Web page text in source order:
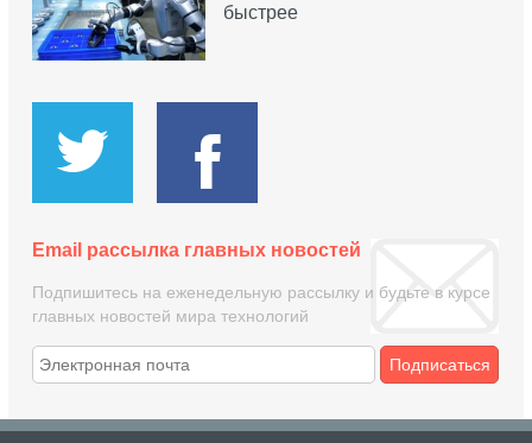
быстрее
Email рассылка главных новостей
Подпишитесь на еженедельную рассылку и будьте в курсе
главных новостей мира технологий
Подписаться